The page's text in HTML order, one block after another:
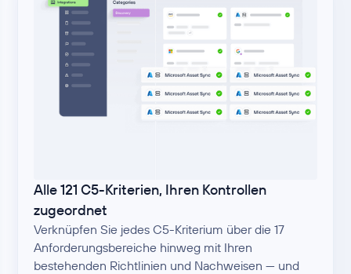
Alle 121 C5-Kriterien, Ihren Kontrollen
zugeordnet
Verknüpfen Sie jedes C5-Kriterium über die 17
Anforderungsbereiche hinweg mit Ihren
bestehenden Richtlinien und Nachweisen — und